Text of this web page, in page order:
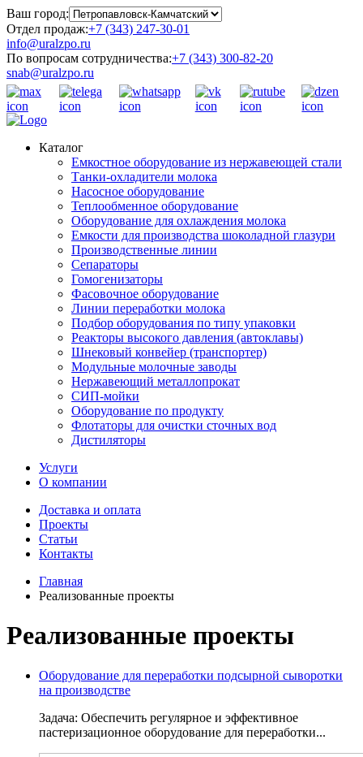
Ваш город:
Отдел продаж:+7 (343) 247-30-01
info@uralzpo.ru
По вопросам сотрудничества:+7 (343) 300-82-20
snab@uralzpo.ru
Каталог
Емкостное оборудование из нержавеющей стали
Танки-охладители молока
Насосное оборудование
Теплообменное оборудование
Оборудование для охлаждения молока
Емкости для производства шоколадной глазури
Производственные линии
Сепараторы
Гомогенизаторы
Фасовочное оборудование
Линии переработки молока
Подбор оборудования по типу упаковки
Реакторы высокого давления (автоклавы)
Шнековый конвейер (транспортер)
Модульные молочные заводы
Нержавеющий металлопрокат
СИП-мойки
Оборудование по продукту
Флотаторы для очистки сточных вод
Дистиляторы
Услуги
О компании
Доставка и оплата
Проекты
Статьи
Контакты
Главная
Реализованные проекты
Реализованные проекты
Оборудование для переработки подсырной сыворотки
на производстве
Задача: Обеспечить регулярное и эффективное
пастеризационное оборудование для переработки...